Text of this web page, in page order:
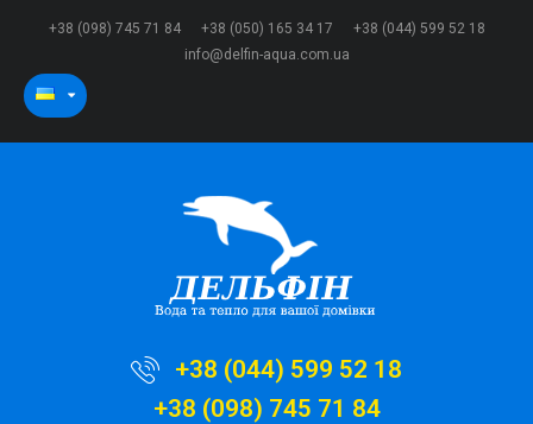
+38 (098) 745 71 84 +38 (050) 165 34 17
+38 (044) 599 52 18
info@delfin-aqua.com.ua
+38 (044) 599 52 18
+38 (098) 745 71 84